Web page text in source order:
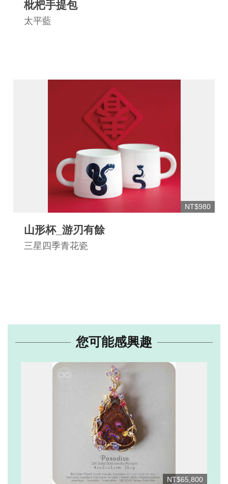
枇杷手提包
太平藍
NT$980
山形杯_游刃有餘
三星四季青花瓷
您可能感興趣
NT$65,800